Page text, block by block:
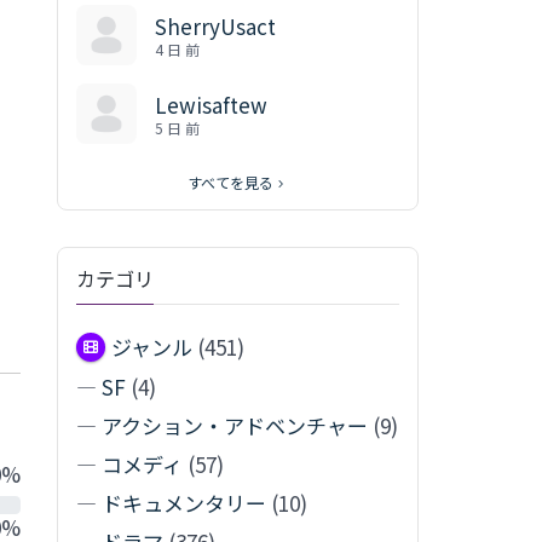
SherryUsact
4 日 前
Lewisaftew
5 日 前
すべてを見る
カテゴリ
ジャンル (451)
— SF (4)
— アクション・アドベンチャー (9)
— コメディ (57)
— ドキュメンタリー (10)